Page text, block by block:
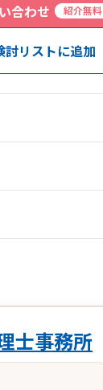
合わせ
紹介無料
討リストに追加
士事務所